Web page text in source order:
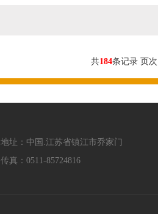
共184条记录 页
地址：中国.江苏省镇江市乔家门
传真：0511-85724816